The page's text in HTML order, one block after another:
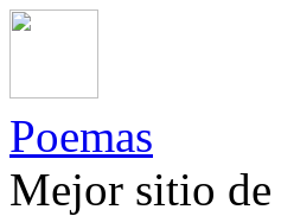
Poemas
Mejor sitio de